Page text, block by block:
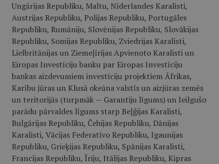
Ungārijas Republiku, Maltu, Nīderlandes Karalisti,
Austrijas Republiku, Polijas Republiku, Portugāles
Republiku, Rumāniju, Slovēnijas Republiku, Slovākijas
Republiku, Somijas Republiku, Zviedrijas Karalisti,
Lielbritānijas un Ziemeļīrijas Apvienoto Karalisti un
Eiropas Investīciju banku par Eiropas Investīciju
bankas aizdevumiem investīciju projektiem Āfrikas,
Karību jūras un Klusā okeāna valstīs un aizjūras zemēs
un teritorijās (turpmāk — Garantiju līgums) un Ieilgušo
parādu pārvaldes līgums starp Beļģijas Karalisti,
Bulgārijas Republiku, Čehijas Republiku, Dānijas
Karalisti, Vācijas Federatīvo Republiku, Igaunijas
Republiku, Grieķijas Republiku, Spānijas Karalisti,
Francijas Republiku, Īriju, Itālijas Republiku, Kipras